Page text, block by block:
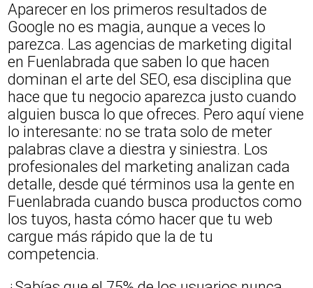
Aparecer en los primeros resultados de
Google no es magia, aunque a veces lo
parezca. Las agencias de marketing digital
en Fuenlabrada que saben lo que hacen
dominan el arte del SEO, esa disciplina que
hace que tu negocio aparezca justo cuando
alguien busca lo que ofreces. Pero aquí viene
lo interesante: no se trata solo de meter
palabras clave a diestra y siniestra. Los
profesionales del marketing analizan cada
detalle, desde qué términos usa la gente en
Fuenlabrada cuando busca productos como
los tuyos, hasta cómo hacer que tu web
cargue más rápido que la de tu
competencia.